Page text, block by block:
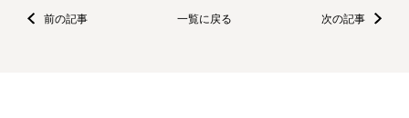
前の記事 一覧に戻る 次の記事